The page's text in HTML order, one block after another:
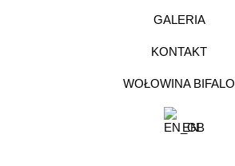
GALERIA
KONTAKT
WOŁOWINA BIFALO
EN